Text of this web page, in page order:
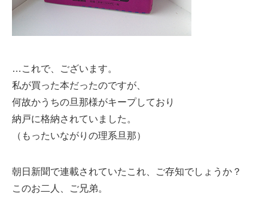
…これで、ございます。
私が買った本だったのですが、
何故かうちの旦那様がキープしており
納戸に格納されていました。
（もったいながりの理系旦那）
朝日新聞で連載されていたこれ、ご存知でしょうか？
このお二人、ご兄弟。